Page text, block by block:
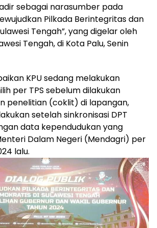
sebagai narasumber pada
Pilkada Berintegritas dan
Tengah”, yang digelar oleh
Tengah, di Kota Palu, Senin
KPU sedang melakukan
per TPS sebelum dilakukan
penelitian (coklit) di lapangan,
setelah sinkronisasi DPT
data kependudukan yang
Dalam Negeri (Mendagri) per
lalu.